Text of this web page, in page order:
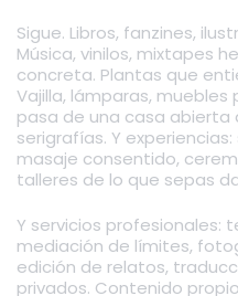
Sigue. Libros, fanzines,
Música, vinilos, mixtapes
concreta. Plantas que
Vajilla, lámparas,
pasa de una casa abierta
serigrafías. Y
masaje consentido,
talleres de lo que sepas
Y servicios profesionales:
mediación de límites,
edición de relatos,
privados. Contenido